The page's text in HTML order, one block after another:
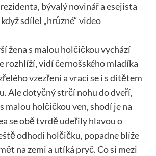
bývalý novinář a esejista
sdílel „hrůzné“ video
žena s malou holčičkou vychází
rozhlíží, vidí černošského mladíka
vzezření a vrací se i s dítětem
Ale dotyčný strčí nohu do dveří,
malou holčičkou ven, shodí je na
se obě tvrdě udeřily hlavou o
odhodí holčičku, popadne blíže
na zemi a utíká pryč. Co si mezi